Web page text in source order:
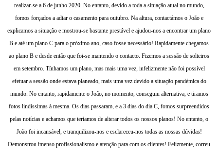
realizar-se a 6 de junho 2020. No entanto, devido a toda a situação atual no mundo,
fomos forçados a adiar o casamento para outubro. Na altura, contactámos o João e
explicamos a situação e mostrou-se bastante prestável e ajudou-nos a encontrar um plano
B e até um plano C para o próximo ano, caso fosse necessário! Rapidamente chegamos
ao plano B e desde então que foi-se mantendo o contacto. Fizemos a sessão de solteiros
em setembro. Tínhamos um plano, mas mais uma vez, infelizmente não foi possível
efetuar a sessão onde estava planeado, mais uma vez devido a situação pandémica do
mundo. No entanto, rapidamente o João, no momento, conseguiu alternativa, e tiramos
fotos lindíssimas à mesma. Os dias passaram, e a 3 dias do dia C, fomos surpreendidos
pelas notícias e achamos que teríamos de alterar todos os nossos planos! No entanto, o
João foi incansável, e tranquilizou-nos e esclareceu-nos todas as nossas dúvidas!
Demonstrou imenso profissionalismo e atenção para com os clientes! Felizmente, correu